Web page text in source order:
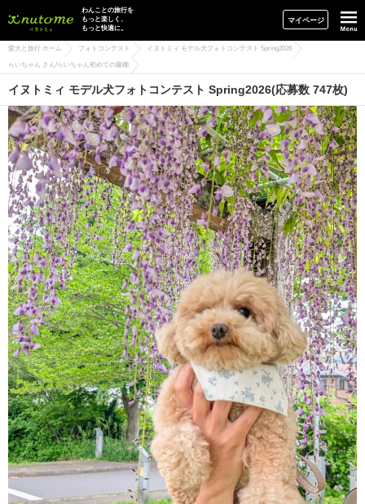
イヌトミィ
わんことの旅行を
もっと楽しく、
もっと快適に。
マイページ
愛犬と旅行 ホーム フォトコンテスト イヌトミィ モデル犬フォトコンテスト Spring2026
らいちゃん さん/らいちゃん初めての藤棚
イヌトミィ モデル犬フォトコンテスト Spring2026(応募数 747枚)